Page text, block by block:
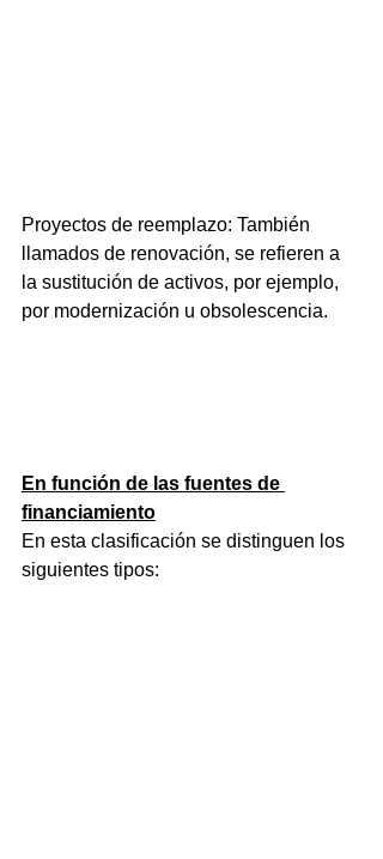
Proyectos de reemplazo: También
llamados de renovación, se refieren a
la sustitución de activos, por ejemplo,
por modernización u obsolescencia.
En función de las fuentes de
financiamiento
En esta clasificación se distinguen los
siguientes tipos: